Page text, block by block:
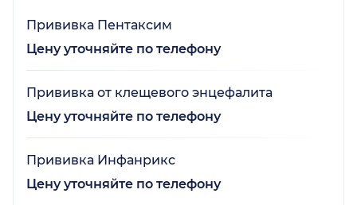
Прививка Пентаксим
Цену уточняйте по телефону
Прививка от клещевого энцефалита
Цену уточняйте по телефону
Прививка Инфанрикс
Цену уточняйте по телефону